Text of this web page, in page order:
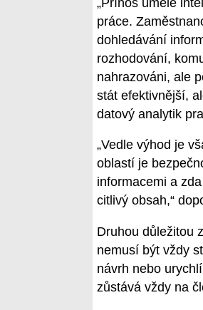
práce.
dohledávání
rozhodování,
nahrazováni, ale
stát efektivnější,
datový analytik
„Vedle výhod je
oblastí je
informacemi a
citlivý obsah,“
Druhou důležitou
nemusí být vždy
návrh nebo
zůstává vždy na